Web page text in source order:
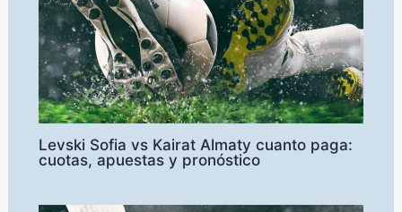
Levski Sofia vs Kairat Almaty cuanto paga:
cuotas, apuestas y pronóstico